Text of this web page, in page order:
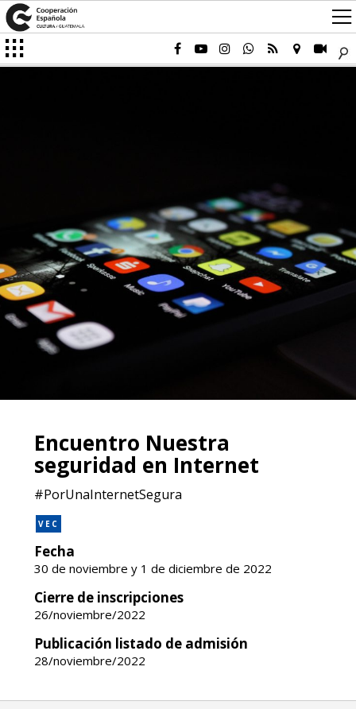
Encuentro Nuestra
seguridad en Internet
#PorUnaInternetSegura
VEC
Fecha
30 de noviembre y 1 de diciembre de 2022
Cierre de inscripciones
26/noviembre/2022
Publicación listado de admisión
28/noviembre/2022